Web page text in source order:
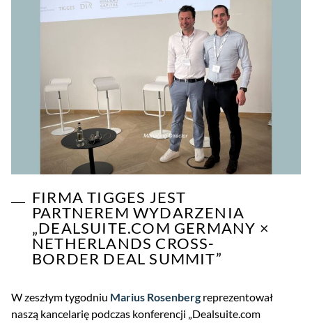
FIRMA TIGGES JEST
PARTNEREM WYDARZENIA
„DEALSUITE.COM GERMANY ×
NETHERLANDS CROSS-
BORDER DEAL SUMMIT”
W zeszłym tygodniu Marius Rosenberg reprezentował
naszą kancelarię podczas konferencji „Dealsuite.com